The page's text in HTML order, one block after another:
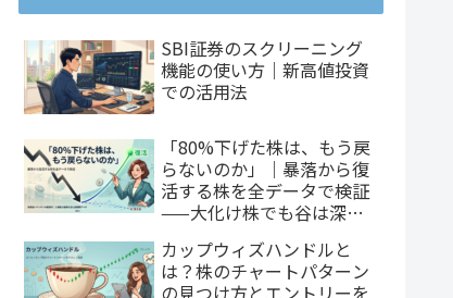
16,800 1.07倍 238.76億円 グロース
246,000 0.74倍 411.52億円 プライム
127,000 2.34倍
114,800 1.53倍 341.05億円 プライム
481,000 1.32倍 824.07億円 プライム
245,600 1.29倍 1331.95億円 プライム
SBI証券のスクリーニング
機能の使い方｜新高値投資
での活用法
「80%下げた株は、もう戻
らないのか」｜暴落から復
活する株を全データで検証
——大化け株でも谷は深
社
カップウィズハンドルと
は？株のチャートパターン
の見つけ方とエントリーを